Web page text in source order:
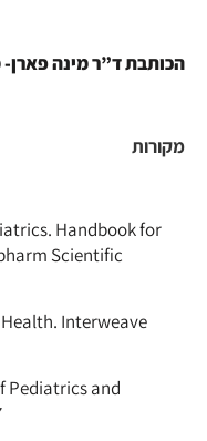
הכותבת ד”ר מינה
מקורות
Handbook for
Scientific
Interweave
Pediatrics and